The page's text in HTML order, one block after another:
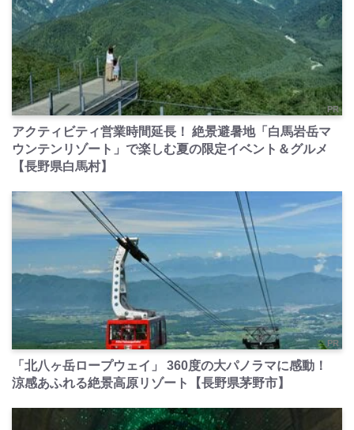
PR
アクティビティ営業時間延長！ 絶景避暑地「白馬岩岳マ
ウンテンリゾート」で楽しむ夏の限定イベント＆グルメ
【長野県白馬村】
PR
「北八ヶ岳ロープウェイ」 360度の大パノラマに感動！
涼感あふれる絶景高原リゾート【長野県茅野市】